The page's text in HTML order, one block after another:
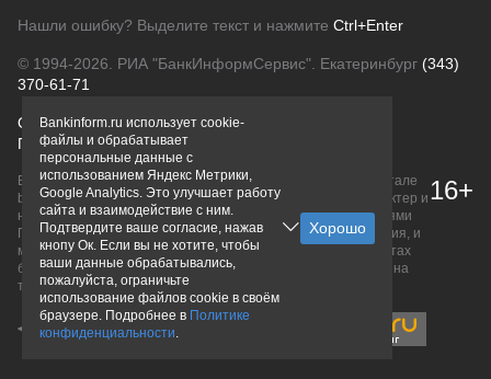
Нашли ошибку? Выделите текст и нажмите Ctrl+Enter
© 1994-2026. РИА "БанкИнформСервис". Екатеринбург (343)
370-61-71
О проектеПолитика конфиденциальности
Правовая информацияДля рекламодателей
Вся информация о продуктах банков, размещенная на портале
bankinform.ru, носит исключительно ознакомительный характер и
не является публичной офертой, определяемой положениями
ГК РФ. Информация не содержит точного и полного описания, и
может быть изменена. Конечные условия уточняйте на сайтах
банков или при личном обращении. Исключительное право на
товарные знаки принадлежит их правообладателям.
16+
Bankinform.ru использует cookie-
файлы и обрабатывает
персональные данные с
использованием Яндекс Метрики,
Google Analytics. Это улучшает работу
сайта и взаимодействие с ним.
Подтвердите ваше согласие, нажав
кнопу Ок. Если вы не хотите, чтобы
ваши данные обрабатывались,
пожалуйста, ограничьте
использование файлов cookie в своём
браузере. Подробнее в Политике
конфиденциальности.